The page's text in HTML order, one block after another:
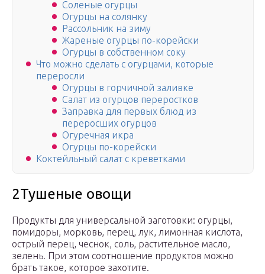
Соленые огурцы
Огурцы на солянку
Рассольник на зиму
Жареные огурцы по-корейски
Огурцы в собственном соку
Что можно сделать с огурцами, которые
переросли
Огурцы в горчичной заливке
Салат из огурцов переростков
Заправка для первых блюд из
переросших огурцов
Огуречная икра
Огурцы по-корейски
Коктейльный салат с креветками
2Тушеные овощи
Продукты для универсальной заготовки: огурцы,
помидоры, морковь, перец, лук, лимонная кислота,
острый перец, чеснок, соль, растительное масло,
зелень. При этом соотношение продуктов можно
брать такое, которое захотите.